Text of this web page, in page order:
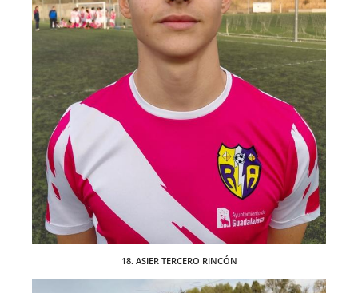
18. ASIER TERCERO RINCÓN